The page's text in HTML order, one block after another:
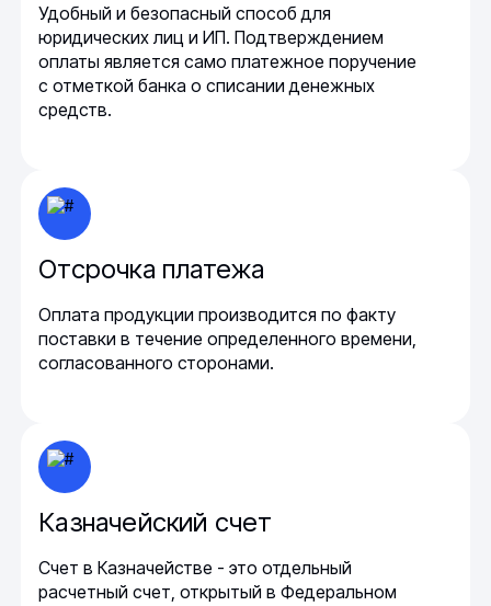
Удобный и безопасный способ для
юридических лиц и ИП. Подтверждением
оплаты является само платежное поручение
с отметкой банка о списании денежных
средств.
Отсрочка платежа
Оплата продукции производится по факту
поставки в течение определенного времени,
согласованного сторонами.
Казначейский счет
Счет в Казначействе - это отдельный
расчетный счет, открытый в Федеральном